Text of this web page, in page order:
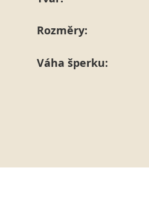
Rozměry:
Váha šperku: